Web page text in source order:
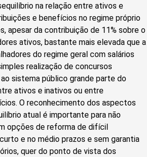
na relação entre ativos e
e benefícios no regime próprio
apesar da contribuição de 11% sobre o
ativos, bastante mais elevada que a
do regime geral com salários
realização de concursos
sistema público grande parte do
ativos e inativos ou entre
O reconhecimento dos aspectos
atual é importante para não
opções de reforma de difícil
e no médio prazos e sem garantia
quer do ponto de vista dos